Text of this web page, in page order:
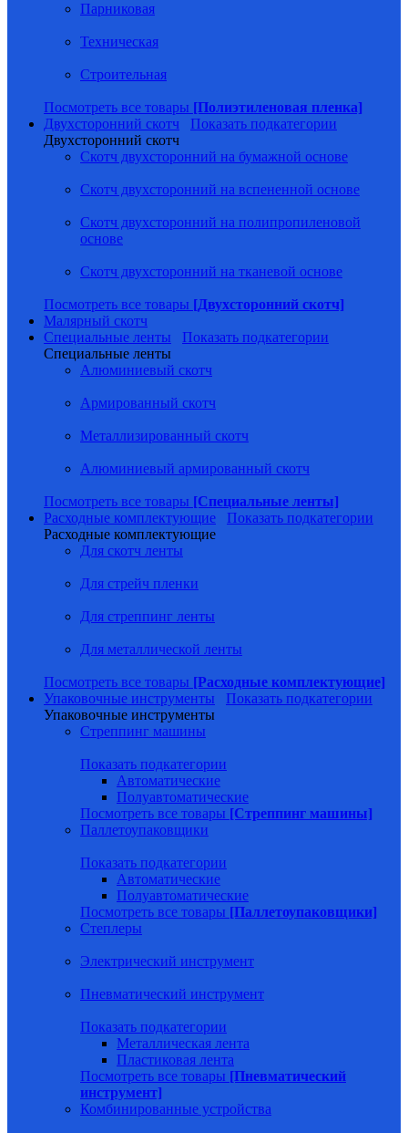
Парниковая
Техническая
Строительная
Посмотреть все товары [Полиэтиленовая пленка]
Двухсторонний скотч
Показать подкатегории
Двухсторонний скотч
Скотч двухсторонний на бумажной основе
Скотч двухсторонний на вспененной основе
Скотч двухсторонний на полипропиленовой
основе
Скотч двухсторонний на тканевой основе
Посмотреть все товары [Двухсторонний скотч]
Малярный скотч
Специальные ленты
Показать подкатегории
Специальные ленты
Алюминиевый скотч
Армированный скотч
Металлизированный скотч
Алюминиевый армированный скотч
Посмотреть все товары [Специальные ленты]
Расходные комплектующие
Показать подкатегории
Расходные комплектующие
Для скотч ленты
Для стрейч пленки
Для стреппинг ленты
Для металлической ленты
Посмотреть все товары [Расходные комплектующие]
Упаковочные инструменты
Показать подкатегории
Упаковочные инструменты
Стреппинг машины
Показать подкатегории
Автоматические
Полуавтоматические
Посмотреть все товары [Стреппинг машины]
Паллетоупаковщики
Показать подкатегории
Автоматические
Полуавтоматические
Посмотреть все товары [Паллетоупаковщики]
Степлеры
Электрический инструмент
Пневматический инструмент
Показать подкатегории
Металлическая лента
Пластиковая лента
Посмотреть все товары [Пневматический
инструмент]
Комбинированные устройства